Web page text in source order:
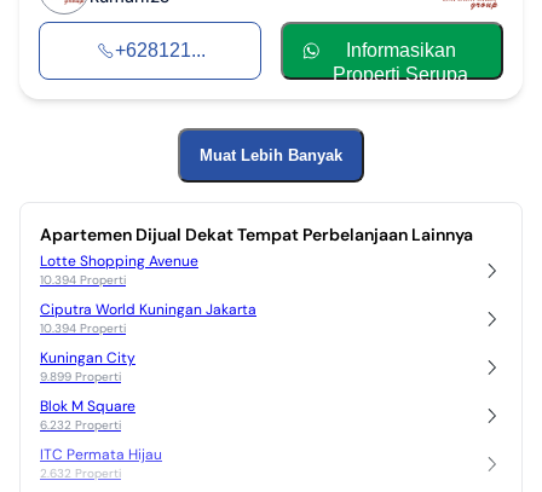
+628121...
Informasikan
Properti Serupa
Muat Lebih Banyak
Apartemen Dijual Dekat Tempat Perbelanjaan Lainnya
Lotte Shopping Avenue
10.394 Properti
Ciputra World Kuningan Jakarta
10.394 Properti
Kuningan City
9.899 Properti
Blok M Square
6.232 Properti
ITC Permata Hijau
2.632 Properti